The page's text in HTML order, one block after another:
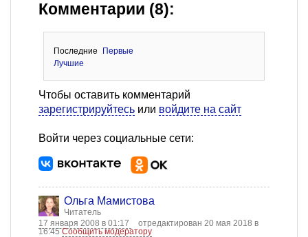
Комментарии (8):
Последние
Первые
Лучшие
Чтобы оставить комментарий
зарегистрируйтесь или войдите на сайт
Войти через социальные сети:
Ольга Мамистова
Читатель
17 января 2008 в 01:17
отредактирован 20 мая 2018 в
16:45Сообщить модератору